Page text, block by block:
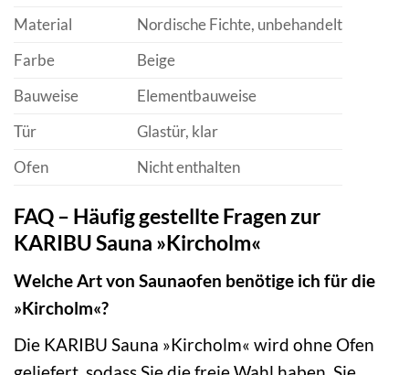
Material
Nordische Fichte, unbehandelt
Farbe
Beige
Bauweise
Elementbauweise
Tür
Glastür, klar
Ofen
Nicht enthalten
FAQ – Häufig gestellte Fragen zur
KARIBU Sauna »Kircholm«
Welche Art von Saunaofen benötige ich für die
»Kircholm«?
Die KARIBU Sauna »Kircholm« wird ohne Ofen